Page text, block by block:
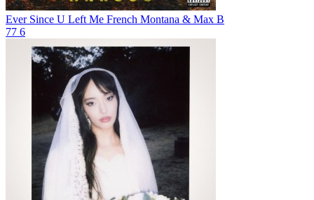
Ever Since U Left Me French Montana & Max B
77 6